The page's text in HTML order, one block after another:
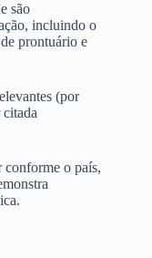
são
incluindo o
prontuário e
(por
conforme o país,